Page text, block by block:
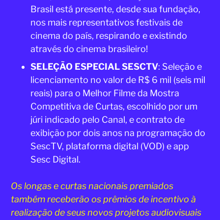
Brasil está presente, desde sua fundação,
nos mais representativos festivais de
cinema do país, respirando e existindo
através do cinema brasileiro!
SELEÇÃO ESPECIAL SESCTV: Seleção e
licenciamento no valor de R$ 6 mil (seis mil
reais) para o Melhor Filme da Mostra
Competitiva de Curtas, escolhido por um
júri indicado pelo Canal, e contrato de
exibição por dois anos na programação do
SescTV, plataforma digital (VOD) e app
Sesc Digital.
Os longas e curtas nacionais premiados
também receberão os prêmios de incentivo à
realização de seus novos projetos audiovisuais